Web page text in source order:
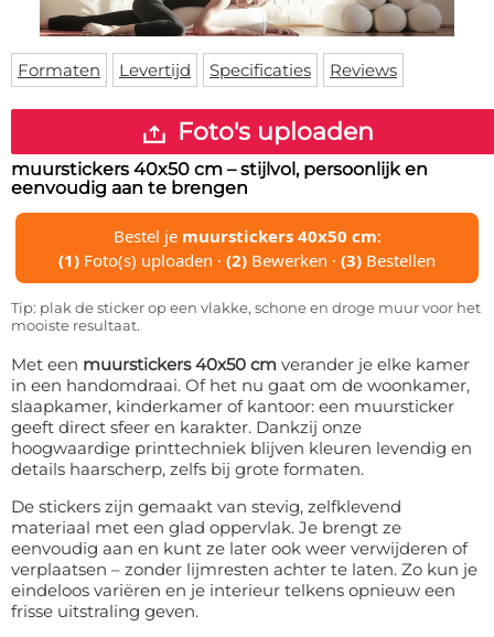
Deurmat
Vloermat
Skateboard deck
Over ons
Levertijden
Inloggen
WhatsApp
Formaten Levertijd Specificaties Reviews
Foto's uploaden
muurstickers 40x50 cm – stijlvol, persoonlijk en
eenvoudig aan te brengen
Bestel je muurstickers 40x50 cm:
(1) Foto(s) uploaden · (2) Bewerken · (3) Bestellen
Tip: plak de sticker op een vlakke, schone en droge muur voor het
mooiste resultaat.
Met een muurstickers 40x50 cm verander je elke kamer
in een handomdraai. Of het nu gaat om de woonkamer,
slaapkamer, kinderkamer of kantoor: een muursticker
geeft direct sfeer en karakter. Dankzij onze
hoogwaardige printtechniek blijven kleuren levendig en
details haarscherp, zelfs bij grote formaten.
De stickers zijn gemaakt van stevig, zelfklevend
materiaal met een glad oppervlak. Je brengt ze
eenvoudig aan en kunt ze later ook weer verwijderen of
verplaatsen – zonder lijmresten achter te laten. Zo kun je
eindeloos variëren en je interieur telkens opnieuw een
frisse uitstraling geven.